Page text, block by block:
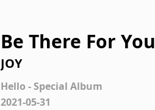
Be There For You
JOY
Hello - Special Album
2021-05-31